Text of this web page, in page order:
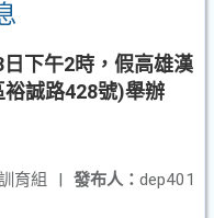
下午2時，假高雄漢
誠路428號)舉辦
發布人： dep401
育組 |